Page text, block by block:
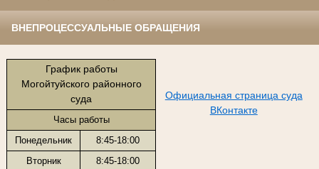
ВНЕПРОЦЕССУАЛЬНЫЕ ОБРАЩЕНИЯ
График работы
Могойтуйского районного
суда
Часы работы
Понедельник
8:45-18:00
Вторник
8:45-18:00
Официальная страница суда
ВКонтакте